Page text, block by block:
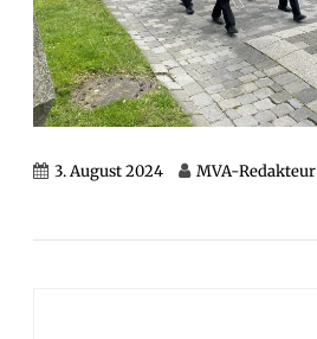
3. August 2024 MVA-Redakteur